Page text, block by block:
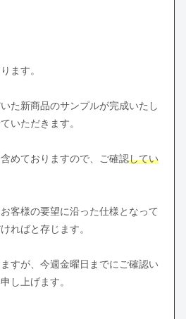
ます。
た新商品のサンプルが完成いたし
いただきます。
めておりますので、ご確認してい
客様の要望に沿った仕様となって
ればと存じます。
すが、今週金曜日までにご確認い
し上げます。